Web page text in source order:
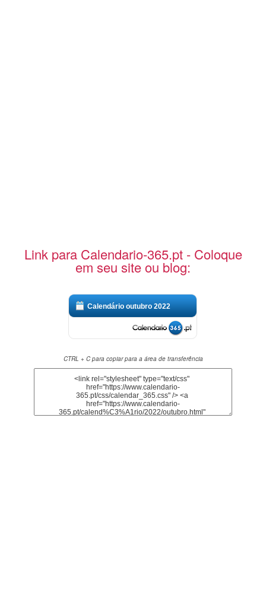
Link para Calendario-365.pt - Coloque
em seu site ou blog:
Calendário outubro 2022
CTRL + C para copiar para a área de transferência